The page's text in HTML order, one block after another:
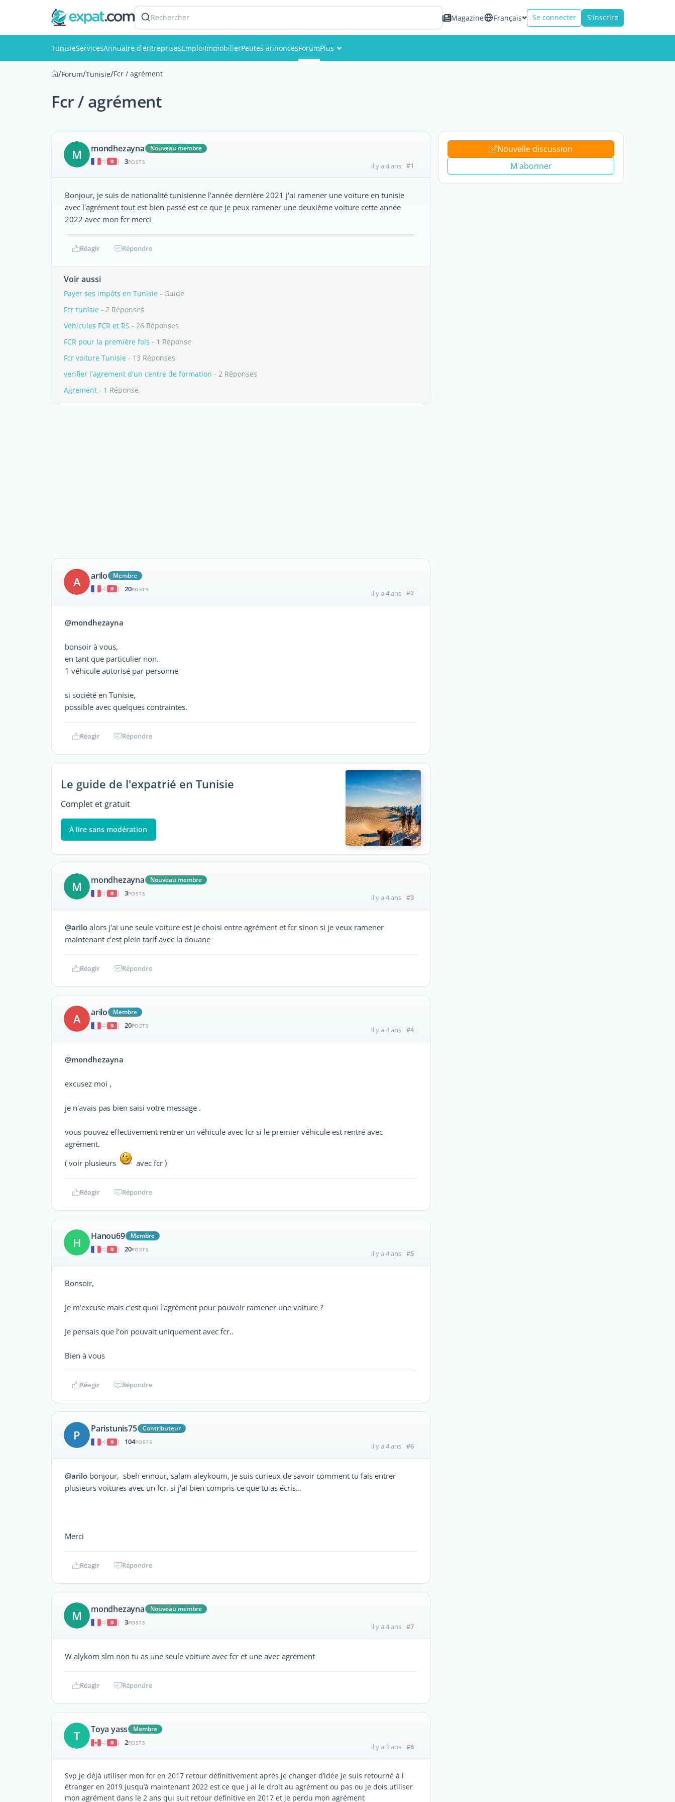
Rechercher Magazine Français Se connecter S'inscrire
TunisieServicesAnnuaire d'entreprisesEmploiImmobilierPetites annoncesForumPlus
/Forum/Tunisie/Fcr / agrément
Fcr / agrément
M mondhezayna
Nouveau membre
|
3POSTS il y a 4 ans #1
Bonjour, je suis de nationalité tunisienne l'année dernière 2021 j'ai ramener une voiture en tunisie
avec l'agrément tout est bien passé est ce que je peux ramener une deuxième voiture cette année
2022 avec mon fcr merci
Réagir Répondre
Voir aussi
Payer ses impôts en Tunisie - Guide
Fcr tunisie - 2 Réponses
Véhicules FCR et RS - 26 Réponses
FCR pour la première fois - 1 Réponse
Fcr voiture Tunisie - 13 Réponses
verifier l'agrement d'un centre de formation - 2 Réponses
Agrement - 1 Réponse
A arilo
Membre
|
20POSTS il y a 4 ans #2
@mondhezayna
bonsoir à vous,
en tant que particulier non.
1 véhicule autorisé par personne
si société en Tunisie,
possible avec quelques contraintes.
Réagir Répondre
Le guide de l'expatrié en Tunisie
Complet et gratuit
À lire sans modération
M mondhezayna
Nouveau membre
|
3POSTS il y a 4 ans #3
@arilo alors j'ai une seule voiture est je choisi entre agrément et fcr sinon si je veux ramener
maintenant c'est plein tarif avec la douane
Réagir Répondre
A arilo
Membre
|
20POSTS il y a 4 ans #4
@mondhezayna
excusez moi ,
je n'avais pas bien saisi votre message .
vous pouvez effectivement rentrer un véhicule avec fcr si le premier véhicule est rentré avec
agrément.
( voir plusieurs
avec fcr )
Réagir Répondre
H Hanou69
Membre
|
20POSTS il y a 4 ans #5
Bonsoir,
Je m'excuse mais c'est quoi l'agrément pour pouvoir ramener une voiture ?
Je pensais que l'on pouvait uniquement avec fcr..
Bien à vous
Réagir Répondre
P Paristunis75
Contributeur
|
104POSTS il y a 4 ans #6
@arilo bonjour, sbeh ennour, salam aleykoum, je suis curieux de savoir comment tu fais entrer
plusieurs voitures avec un fcr, si j'ai bien compris ce que tu as écris...
Merci
Réagir Répondre
M mondhezayna
Nouveau membre
|
3POSTS il y a 4 ans #7
W alykom slm non tu as une seule voiture avec fcr et une avec agrément
Réagir Répondre
T Toya yass
Membre
|
2POSTS il y a 3 ans #8
Svp je déjà utiliser mon fcr en 2017 retour définitivement après je changer d’idée je suis retourné à l
étranger en 2019 jusqu’à maintenant 2022 est ce que j ai le droit au agrément ou pas ou je dois utiliser
mon agrément dans le 2 ans qui suit retour definitive en 2017 et je perdu mon agrément
Nouvelle discussion
M'abonner